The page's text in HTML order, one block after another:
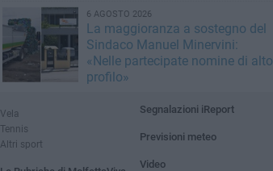
6 AGOSTO 2026
La maggioranza a sostegno del
Sindaco Manuel Minervini:
«Nelle partecipate nomine di alto
profilo»
Vela
Tennis
Altri sport
Segnalazioni iReport
Previsioni meteo
Video